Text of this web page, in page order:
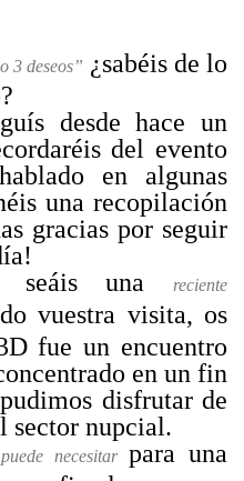
3 deseos” ¿sabéis de lo
desde hace un
del evento
en algunas
una recopilación
gracias por seguir
seáis una
reciente
vuestra visita, os
fue un encuentro
en un fin
disfrutar de
sector nupcial.
necesitarpara una